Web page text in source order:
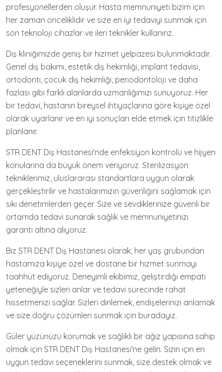
profesyonellerden oluşur. Hasta memnuniyeti bizim için
her zaman önceliklidir ve size en iyi tedaviyi sunmak için
son teknoloji cihazlar ve ileri teknikler kullanırız.
Diş kliniğimizde geniş bir hizmet yelpazesi bulunmaktadır.
Genel diş bakımı, estetik diş hekimliği, implant tedavisi,
ortodonti, çocuk diş hekimliği, periodontoloji ve daha
fazlası gibi farklı alanlarda uzmanlığımızı sunuyoruz. Her
bir tedavi, hastanın bireysel ihtiyaçlarına göre kişiye özel
olarak uyarlanır ve en iyi sonuçları elde etmek için titizlikle
planlanır.
STR DENT Diş Hastanesi'nde enfeksiyon kontrolü ve hijyen
konularına da büyük önem veriyoruz. Sterilizasyon
tekniklerimiz, uluslararası standartlara uygun olarak
gerçekleştirilir ve hastalarımızın güvenliğini sağlamak için
sıkı denetimlerden geçer. Size ve sevdiklerinize güvenli bir
ortamda tedavi sunarak sağlık ve memnuniyetinizi
garanti altına alıyoruz.
Biz STR DENT Diş Hastanesi olarak, her yaş grubundan
hastamıza kişiye özel ve dostane bir hizmet sunmayı
taahhüt ediyoruz. Deneyimli ekibimiz, geliştirdiği empati
yeteneğiyle sizleri anlar ve tedavi sürecinde rahat
hissetmenizi sağlar. Sizleri dinlemek, endişelerinizi anlamak
ve size doğru çözümleri sunmak için buradayız.
Güler yüzünüzü korumak ve sağlıklı bir ağız yapısına sahip
olmak için STR DENT Diş Hastanesi'ne gelin. Sizin için en
uygun tedavi seçeneklerini sunmak, size destek olmak ve